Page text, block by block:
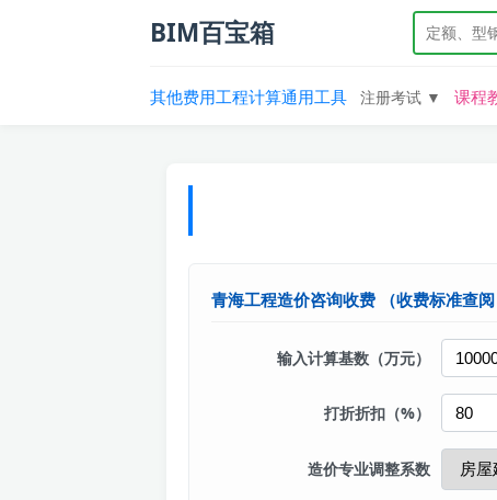
BIM百宝箱
其他费用工程计算通用工具 注册考试 ▼ 课程
青海工程造价咨询收费 （收费标准查阅
输入计算基数（万元）
打折折扣（%）
造价专业调整系数